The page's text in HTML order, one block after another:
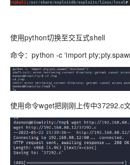
使用python切换至交互式shell
命令：python -c ‘import
使用命令wget把刚刚上传中37292.c